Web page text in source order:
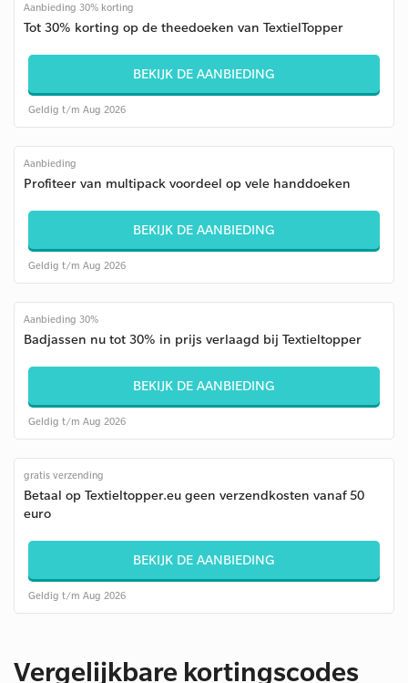
Aanbieding 30% korting
Tot 30% korting op de theedoeken van TextielTopper
BEKIJK DE AANBIEDING
Geldig t/m Aug 2026
Aanbieding
Profiteer van multipack voordeel op vele handdoeken
BEKIJK DE AANBIEDING
Geldig t/m Aug 2026
Aanbieding 30%
Badjassen nu tot 30% in prijs verlaagd bij Textieltopper
BEKIJK DE AANBIEDING
Geldig t/m Aug 2026
gratis verzending
Betaal op Textieltopper.eu geen verzendkosten vanaf 50
euro
BEKIJK DE AANBIEDING
Geldig t/m Aug 2026
Vergelijkbare kortingscodes